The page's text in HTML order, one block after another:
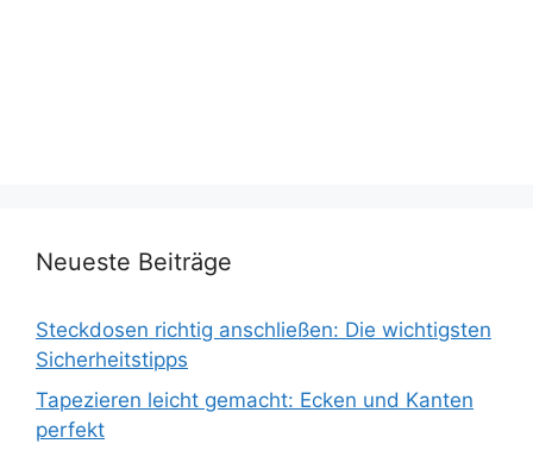
Neueste Beiträge
Steckdosen richtig anschließen: Die wichtigsten
Sicherheitstipps
Tapezieren leicht gemacht: Ecken und Kanten
perfekt